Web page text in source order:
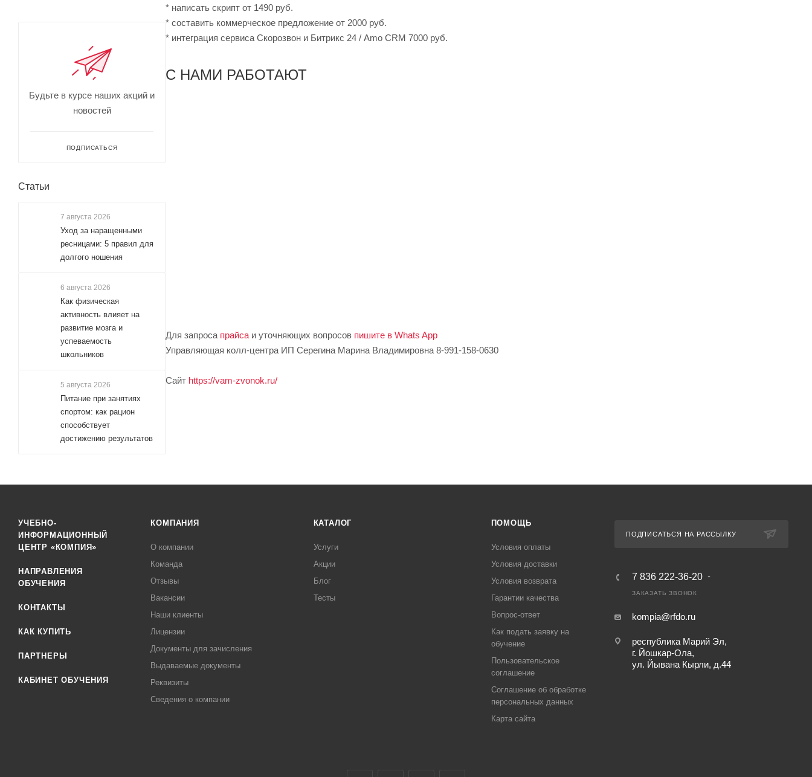
* написать скрипт от 1490 руб.
* составить коммерческое предложение от 2000 руб.
* интеграция сервиса Скорозвон и Битрикс 24 / Amo CRM 7000 руб.
С НАМИ РАБОТАЮТ
Для запроса прайса и уточняющих вопросов пишите в Whats App
Управляющая колл-центра ИП Серегина Марина Владимировна 8-991-158-0630
Сайт https://vam-zvonok.ru/
Будьте в курсе наших акций и
новостей
ПОДПИСАТЬСЯ
Статьи
7 августа 2026
Уход за наращенными
ресницами: 5 правил для
долгого ношения
6 августа 2026
Как физическая
активность влияет на
развитие мозга и
успеваемость
школьников
5 августа 2026
Питание при занятиях
спортом: как рацион
способствует
достижению результатов
УЧЕБНО-
ИНФОРМАЦИОННЫЙ
ЦЕНТР «КОМПИЯ»
НАПРАВЛЕНИЯ
ОБУЧЕНИЯ
КОНТАКТЫ
КАК КУПИТЬ
ПАРТНЕРЫ
КАБИНЕТ ОБУЧЕНИЯ
КОМПАНИЯ
О компании
Команда
Отзывы
Вакансии
Наши клиенты
Лицензии
Документы для зачисления
Выдаваемые документы
Реквизиты
Сведения о компании
КАТАЛОГ
Услуги
Акции
Блог
Тесты
ПОМОЩЬ
Условия оплаты
Условия доставки
Условия возврата
Гарантии качества
Вопрос-ответ
Как подать заявку на
обучение
Пользовательское
соглашение
Соглашение об обработке
персональных данных
Карта сайта
ПОДПИСАТЬСЯ НА РАССЫЛКУ
7 836 222-36-20
ЗАКАЗАТЬ ЗВОНОК
kompia@rfdo.ru
республика Марий Эл,
г. Йошкар-Ола,
ул. Йывана Кырли, д.44